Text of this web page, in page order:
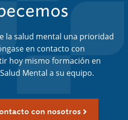
la salud mental una prioridad
en contacto con
hoy mismo formación en
Mental a su equipo.
con nosotros